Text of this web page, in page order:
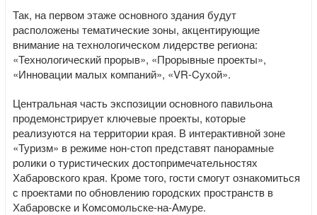
Так, на первом этаже основного здания будут
расположены тематические зоны, акцентирующие
внимание на технологическом лидерстве региона:
«Технологический прорыв», «Прорывные проекты»,
«Инновации малых компаний», «VR-Cухой».
Центральная часть экспозиции основного павильона
продемонстрирует ключевые проекты, которые
реализуются на территории края. В интерактивной зоне
«Туризм» в режиме нон-стоп представят панорамные
ролики о туристических достопримечательностях
Хабаровского края. Кроме того, гости смогут ознакомиться
с проектами по обновлению городских пространств в
Хабаровске и Комсомольске-на-Амуре.